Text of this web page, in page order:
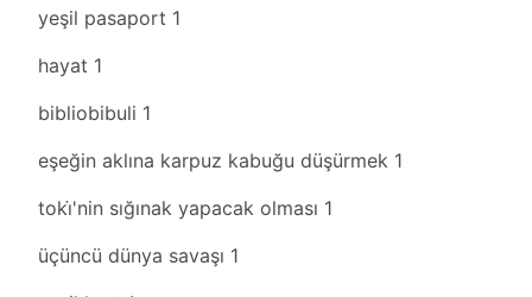
yeşil pasaport 1
hayat 1
bibliobibuli 1
eşeğin aklına karpuz kabuğu düşürmek 1
toki̇'nin sığınak yapacak olması 1
üçüncü dünya savaşı 1